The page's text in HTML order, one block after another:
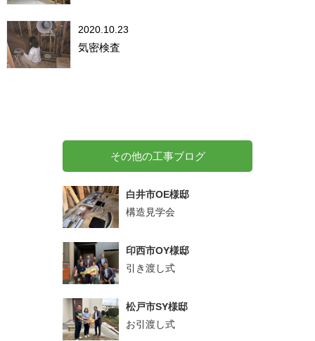
2020.10.23
気密検査
その他の工事ブログ
白井市OE様邸
構造見学会
印西市OY様邸
引き渡し式
松戸市SY様邸
お引渡し式